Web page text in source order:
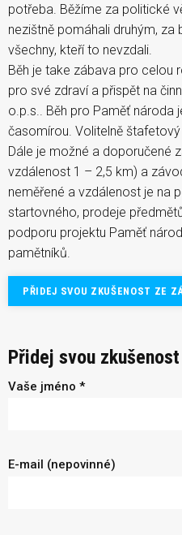
potřeba. Běžíme za politické
nezištně pomáhali druhým, za
všechny, kteří to nevzdali.
Běh je take zábava pro celou
pro své zdraví a přispět na
o.p.s.. Běh pro Paměť národa
časomírou. Volitelně
Dále je možné a doporučené
vzdálenost 1 – 2,5 km) a
neměřené a vzdálenost je na
startovného, prodeje
podporu projektu Paměť
pamětníků.
PŘIDEJ SVOU ZKUŠENOST ZE
Přidej svou
Vaše jméno *
E-mail (nepovinné)